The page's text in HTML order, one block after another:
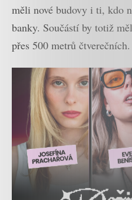
měli nové budovy i ti, kdo
banky. Součástí by totiž
přes 500 metrů čtverečních.